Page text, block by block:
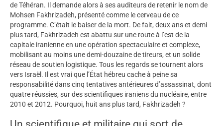
de Téhéran. Il demande alors à ses auditeurs de retenir le nom de
Mohsen Fakhrizadeh, présenté comme le cerveau de ce
programme. C’était le baiser de la mort. De fait, deux ans et demi
plus tard, Fakhrizadeh est abattu sur une route à l’est de la
capitale iranienne en une opération spectaculaire et complexe,
mobilisant au moins une demi-douzaine de tireurs, et un solide
réseau de soutien logistique. Tous les regards se tournent alors
vers Israël. Il est vrai que l’État hébreu cache à peine sa
responsabilité dans cinq tentatives antérieures d’assassinat, dont
quatre réussies, sur des scientifiques iraniens du nucléaire, entre
2010 et 2012. Pourquoi, huit ans plus tard, Fakhrizadeh ?